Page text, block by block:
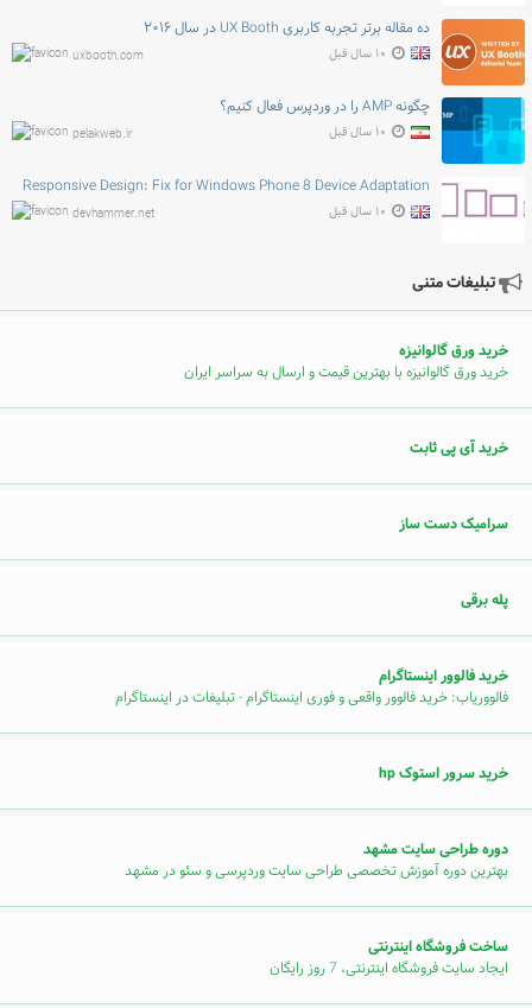
ده مقاله برتر تجربه کاربری UX Booth در سال ۲۰۱۶
uxbooth.com ۱۰ سال قبل
چگونه AMP را در وردپرس فعال کنیم؟
pelakweb.ir ۱۰ سال قبل
Responsive Design: Fix for Windows Phone 8 Device Adaptation
devhammer.net ۱۰ سال قبل
تبلیغات متنی
خرید ورق گالوانیزه
خرید ورق گالوانیزه با بهترین قیمت و ارسال به سراسر ایران
خرید آی پی ثابت
سرامیک دست ساز
پله برقی
خرید فالوور اینستاگرام
فالووریاب: خرید فالوور واقعی و فوری اینستاگرام - تبلیغات در اینستاگرام
خرید سرور استوک hp
دوره طراحی سایت مشهد
بهترین دوره آموزش تخصصی طراحی سایت وردپرسی و سئو در مشهد
ساخت فروشگاه اینترنتی
ایجاد سایت فروشگاه اینترنتی، 7 روز رایگان